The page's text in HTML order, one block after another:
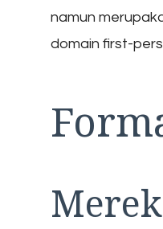
namun
domain first-